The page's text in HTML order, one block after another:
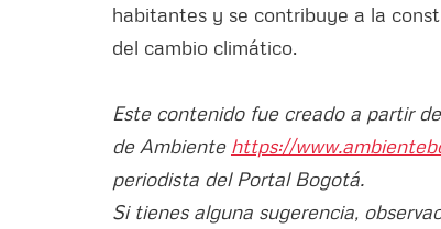
habitantes y se contribuye a la
del cambio climático.
Este contenido fue creado a partir
de Ambiente https://
periodista del Portal Bogotá.
Si tienes alguna sugerencia,